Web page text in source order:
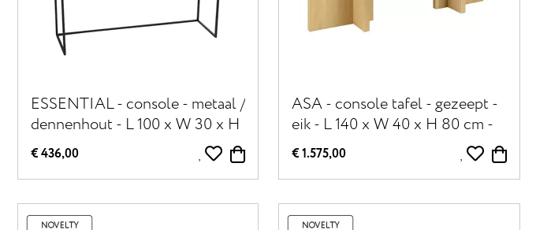
ESSENTIAL - console - metaal /
dennenhout - L 100 x W 30 x H
97 cm
€ 436,00
ASA - console tafel - gezeept -
eik - L 140 x W 40 x H 80 cm -
naturel
€ 1.575,00